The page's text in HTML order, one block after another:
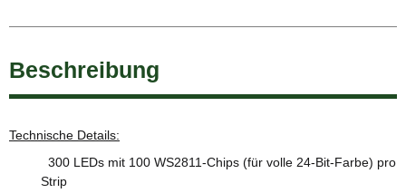
Beschreibung
Technische Details:
300 LEDs mit 100 WS2811-Chips (für volle 24-Bit-Farbe) pro
Strip